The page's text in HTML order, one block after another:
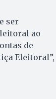
ser
ao
de
Eleitoral”,